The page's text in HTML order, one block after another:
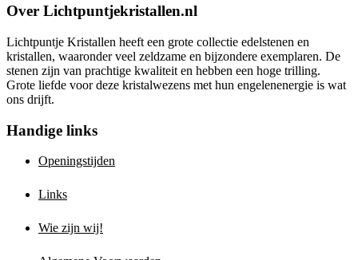
Over Lichtpuntjekristallen.nl
Lichtpuntje Kristallen heeft een grote collectie edelstenen en
kristallen, waaronder veel zeldzame en bijzondere exemplaren. De
stenen zijn van prachtige kwaliteit en hebben een hoge trilling.
Grote liefde voor deze kristalwezens met hun engelenenergie is wat
ons drijft.
Handige links
Openingstijden
Links
Wie zijn wij!